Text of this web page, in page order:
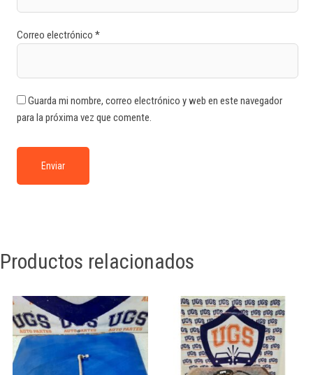
Correo electrónico *
Guarda mi nombre, correo electrónico y web en este navegador
para la próxima vez que comente.
Productos relacionados